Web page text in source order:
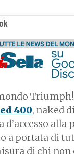
Triumph!
400, naked
d’accesso alla
a portata di
di chi non